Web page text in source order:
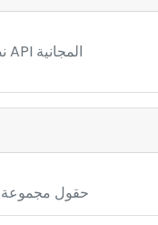
نصوص تطبيقات API المجانية
حقول مجموعة